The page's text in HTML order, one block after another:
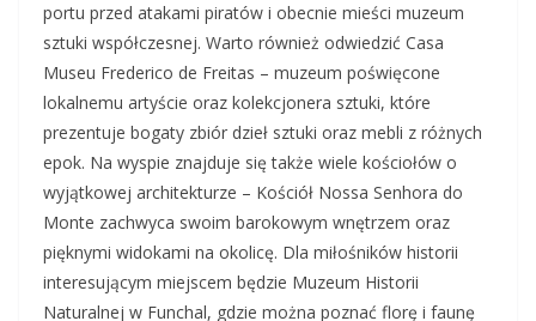
portu przed atakami piratów i obecnie mieści muzeum
sztuki współczesnej. Warto również odwiedzić Casa
Museu Frederico de Freitas – muzeum poświęcone
lokalnemu artyście oraz kolekcjonera sztuki, które
prezentuje bogaty zbiór dzieł sztuki oraz mebli z różnych
epok. Na wyspie znajduje się także wiele kościołów o
wyjątkowej architekturze – Kościół Nossa Senhora do
Monte zachwyca swoim barokowym wnętrzem oraz
pięknymi widokami na okolicę. Dla miłośników historii
interesującym miejscem będzie Muzeum Historii
Naturalnej w Funchal, gdzie można poznać florę i faunę